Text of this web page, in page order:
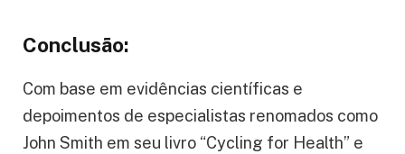
Conclusão:
Com base em evidências científicas e
depoimentos de especialistas renomados como
John Smith em seu livro “Cycling for Health” e